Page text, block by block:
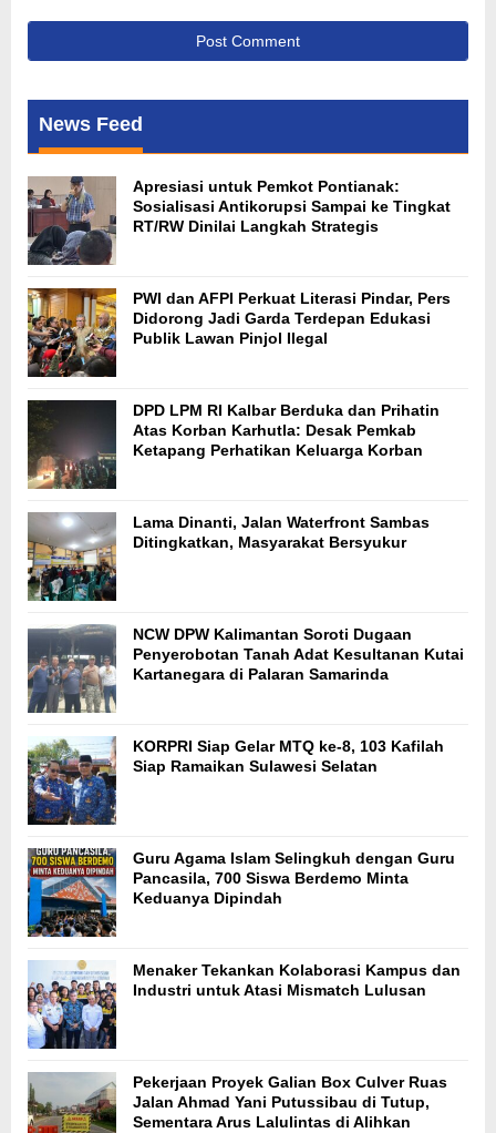
News Feed
Apresiasi untuk Pemkot Pontianak:
Sosialisasi Antikorupsi Sampai ke Tingkat
RT/RW Dinilai Langkah Strategis
PWI dan AFPI Perkuat Literasi Pindar, Pers
Didorong Jadi Garda Terdepan Edukasi
Publik Lawan Pinjol Ilegal
DPD LPM RI Kalbar Berduka dan Prihatin
Atas Korban Karhutla: Desak Pemkab
Ketapang Perhatikan Keluarga Korban
Lama Dinanti, Jalan Waterfront Sambas
Ditingkatkan, Masyarakat Bersyukur
NCW DPW Kalimantan Soroti Dugaan
Penyerobotan Tanah Adat Kesultanan Kutai
Kartanegara di Palaran Samarinda
KORPRI Siap Gelar MTQ ke-8, 103 Kafilah
Siap Ramaikan Sulawesi Selatan
Guru Agama Islam Selingkuh dengan Guru
Pancasila, 700 Siswa Berdemo Minta
Keduanya Dipindah
Menaker Tekankan Kolaborasi Kampus dan
Industri untuk Atasi Mismatch Lulusan
Pekerjaan Proyek Galian Box Culver Ruas
Jalan Ahmad Yani Putussibau di Tutup,
Sementara Arus Lalulintas di Alihkan